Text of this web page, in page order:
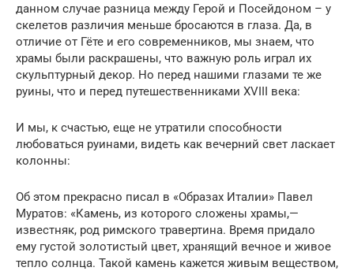
данном случае разница между Герой и Посейдоном – у
скелетов различия меньше бросаются в глаза. Да, в
отличие от Гёте и его современников, мы знаем, что
храмы были раскрашены, что важную роль играл их
скульптурный декор. Но перед нашими глазами те же
руины, что и перед путешественниками XVIII века:
И мы, к счастью, еще не утратили способности
любоваться руинами, видеть как вечерний свет ласкает
колонны:
Об этом прекрасно писал в «Образах Италии» Павел
Муратов: «Камень, из которого сложены храмы,—
известняк, род римского травертина. Время придало
ему густой золотистый цвет, хранящий вечное и живое
тепло солнца. Такой камень кажется живым веществом,